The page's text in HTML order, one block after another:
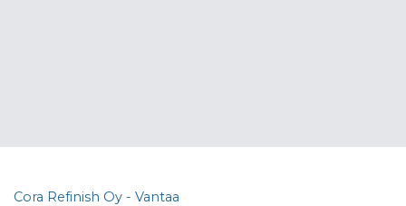
Cora Refinish Oy - Vantaa